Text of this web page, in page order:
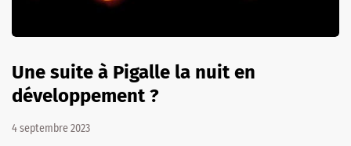
Une suite à Pigalle la nuit en
développement ?
4 septembre 2023